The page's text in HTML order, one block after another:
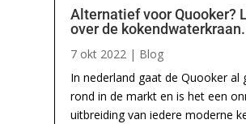
Alternatief voor Quooker?
over de kokendwaterkraan.
7 okt 2022 | Blog
In nederland gaat de Quooker al
rond in de markt en is het een
uitbreiding van iedere moderne